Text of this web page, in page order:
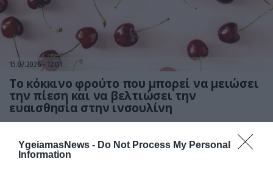
YgeiamasNews - Do Not Process My Personal
Information
15.07.2026 12:01
Το κόκκινο φρούτο που μπορεί να μειώσει
την πίεση και να βελτιώσει την
ευαισθησία στην ινσουλίνη